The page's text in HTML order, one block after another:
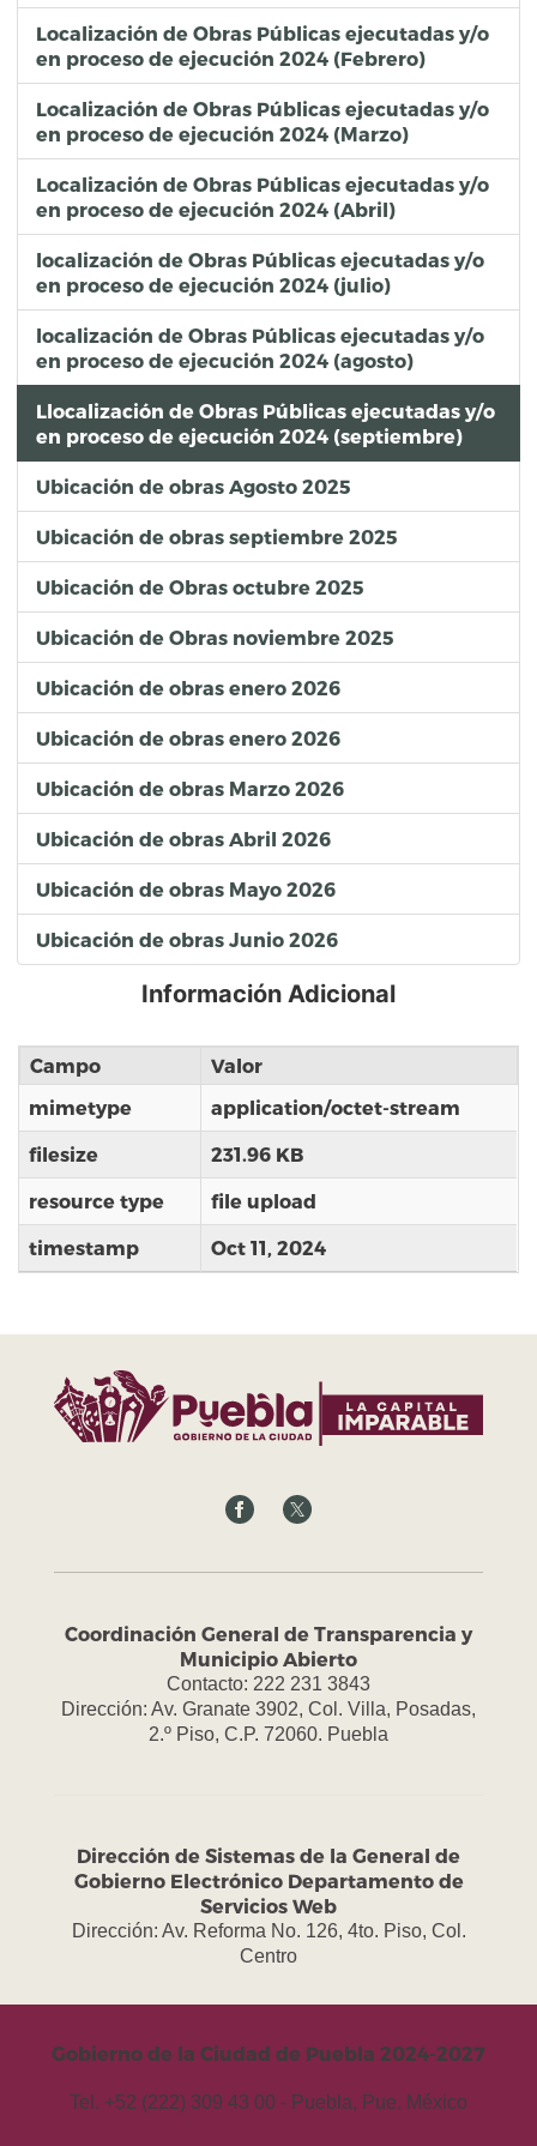
Localización de Obras Públicas ejecutadas y/o
en proceso de ejecución 2024 (Febrero)
Localización de Obras Públicas ejecutadas y/o
en proceso de ejecución 2024 (Marzo)
Localización de Obras Públicas ejecutadas y/o
en proceso de ejecución 2024 (Abril)
localización de Obras Públicas ejecutadas y/o
en proceso de ejecución 2024 (julio)
localización de Obras Públicas ejecutadas y/o
en proceso de ejecución 2024 (agosto)
Llocalización de Obras Públicas ejecutadas y/o
en proceso de ejecución 2024 (septiembre)
Ubicación de obras Agosto 2025
Ubicación de obras septiembre 2025
Ubicación de Obras octubre 2025
Ubicación de Obras noviembre 2025
Ubicación de obras enero 2026
Ubicación de obras enero 2026
Ubicación de obras Marzo 2026
Ubicación de obras Abril 2026
Ubicación de obras Mayo 2026
Ubicación de obras Junio 2026
Información Adicional
Campo
Valor
mimetype
application/octet-stream
filesize 231.96 KB
resource type file upload
timestamp Oct 11, 2024
Coordinación General de Transparencia y
Municipio Abierto
Contacto: 222 231 3843
Dirección: Av. Granate 3902, Col. Villa, Posadas,
2.º Piso, C.P. 72060. Puebla
Dirección de Sistemas de la General de
Gobierno Electrónico Departamento de
Servicios Web
Dirección: Av. Reforma No. 126, 4to. Piso, Col.
Centro
Gobierno de la Ciudad de Puebla 2024-2027
Tel. +52 (222) 309 43 00 - Puebla, Pue. México